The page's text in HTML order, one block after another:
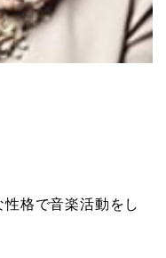
格で音楽活動をし